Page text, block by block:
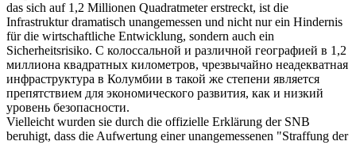
das sich auf 1,2 Millionen Quadratmeter erstreckt, ist die
Infrastruktur dramatisch unangemessen und nicht nur ein Hindernis
für die wirtschaftliche Entwicklung, sondern auch ein
Sicherheitsrisiko. С колоссальной и различной географией в 1,2
миллиона квадратных километров, чрезвычайно неадекватная
инфраструктура в Колумбии в такой же степени является
препятствием для экономического развития, как и низкий
уровень безопасности.
Vielleicht wurden sie durch die offizielle Erklärung der SNB
beruhigt, dass die Aufwertung einerunangemessenen "Straffung der